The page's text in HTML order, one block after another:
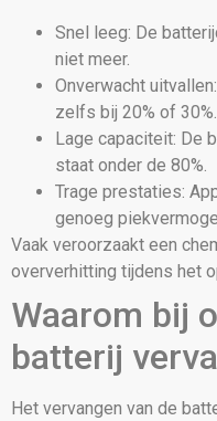
Snel leeg: De
niet meer.
Onverwacht
zelfs bij 20% of 30%.
Lage capaciteit: De
staat onder de 80%.
Trage prestaties:
genoeg
Vaak veroorzaakt een
oververhitting tijdens het
Waarom bij
batterij
Het vervangen van de